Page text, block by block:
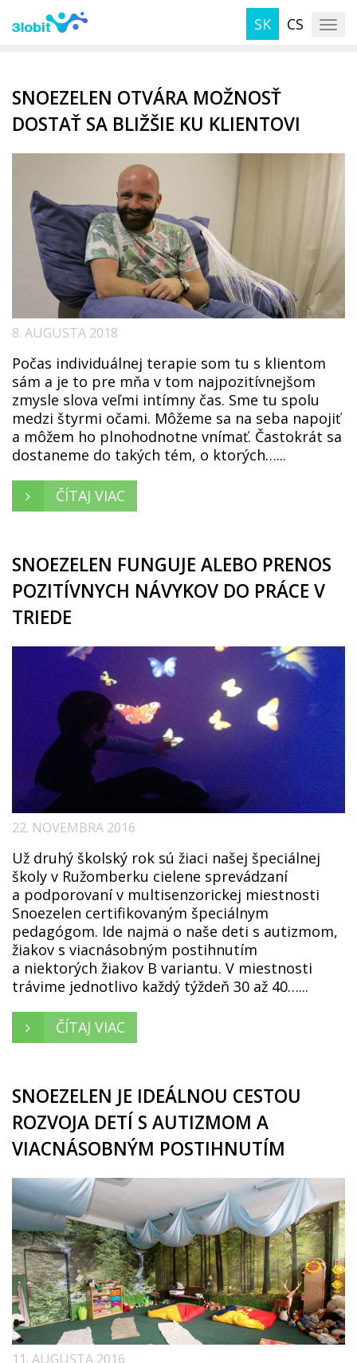
SK CS
SNOEZELEN OTVÁRA MOŽNOSŤ
DOSTAŤ SA BLIŽŠIE KU KLIENTOVI
8. AUGUSTA 2018
Počas individuálnej terapie som tu s klientom
sám a je to pre mňa v tom najpozitívnejšom
zmysle slova veľmi intímny čas. Sme tu spolu
medzi štyrmi očami. Môžeme sa na seba napojiť
a môžem ho plnohodnotne vnímať. Častokrát sa
dostaneme do takých tém, o ktorých…...
ČÍTAJ VIAC
SNOEZELEN FUNGUJE ALEBO PRENOS
POZITÍVNYCH NÁVYKOV DO PRÁCE V
TRIEDE
22. NOVEMBRA 2016
Už druhý školský rok sú žiaci našej špeciálnej
školy v Ružomberku cielene sprevádzaní
a podporovaní v multisenzorickej miestnosti
Snoezelen certifikovaným špeciálnym
pedagógom. Ide najmä o naše deti s autizmom,
žiakov s viacnásobným postihnutím
a niektorých žiakov B variantu. V miestnosti
trávime jednotlivo každý týždeň 30 až 40…...
ČÍTAJ VIAC
SNOEZELEN JE IDEÁLNOU CESTOU
ROZVOJA DETÍ S AUTIZMOM A
VIACNÁSOBNÝM POSTIHNUTÍM
11. AUGUSTA 2016